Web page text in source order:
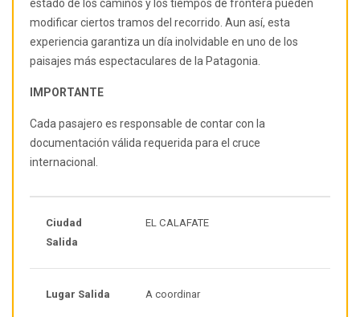
estado de los caminos y los tiempos de frontera pueden
modificar ciertos tramos del recorrido. Aun así, esta
experiencia garantiza un día inolvidable en uno de los
paisajes más espectaculares de la Patagonia.
IMPORTANTE
Cada pasajero es responsable de contar con la
documentación válida requerida para el cruce
internacional.
Ciudad
Salida
EL CALAFATE
Lugar Salida A coordinar